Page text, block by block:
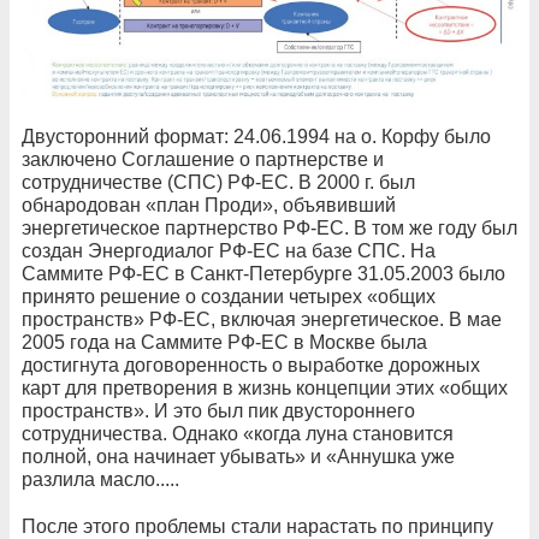
Двусторонний формат: 24.06.1994 на о. Корфу было
заключено Соглашение о партнерстве и
сотрудничестве (СПС) РФ-ЕС. В 2000 г. был
обнародован «план Проди», объявивший
энергетическое партнерство РФ-ЕС. В том же году был
создан Энергодиалог РФ-ЕС на базе СПС. На
Саммите РФ-ЕС в Санкт-Петербурге 31.05.2003 было
принято решение о создании четырех «общих
пространств» РФ-ЕС, включая энергетическое. В мае
2005 года на Саммите РФ-ЕС в Москве была
достигнута договоренность о выработке дорожных
карт для претворения в жизнь концепции этих «общих
пространств». И это был пик двустороннего
сотрудничества. Однако «когда луна становится
полной, она начинает убывать» и «Аннушка уже
разлила масло.....
После этого проблемы стали нарастать по принципу